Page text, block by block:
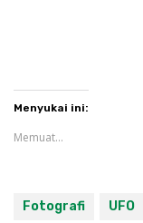
Menyukai ini:
Memuat...
Fotografi UFO